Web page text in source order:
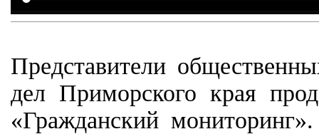
Представители
дел Приморского края
«Гражданский